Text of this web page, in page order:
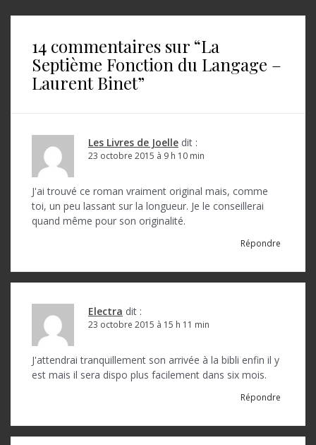
i
a
14 commentaires sur “La
Septième Fonction du Langage –
Laurent Binet”
Les Livres de Joelle dit :
23 octobre 2015 à 9 h 10 min
J'ai trouvé ce roman vraiment original mais, comme
toi, un peu lassant sur la longueur. Je le conseillerai
quand même pour son originalité.
Répondre
Electra dit :
23 octobre 2015 à 15 h 11 min
J'attendrai tranquillement son arrivée à la bibli enfin il y
est mais il sera dispo plus facilement dans six mois.
Répondre